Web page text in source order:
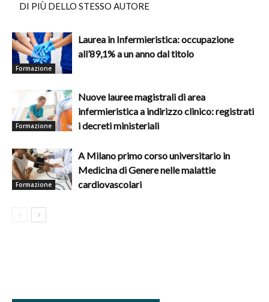
DI PIÙ DELLO STESSO AUTORE
Formazione
Laurea in Infermieristica: occupazione
all’89,1% a un anno dal titolo
Formazione
Nuove lauree magistrali di area
infermieristica a indirizzo clinico: registrati
i decreti ministeriali
Formazione
A Milano primo corso universitario in
Medicina di Genere nelle malattie
cardiovascolari